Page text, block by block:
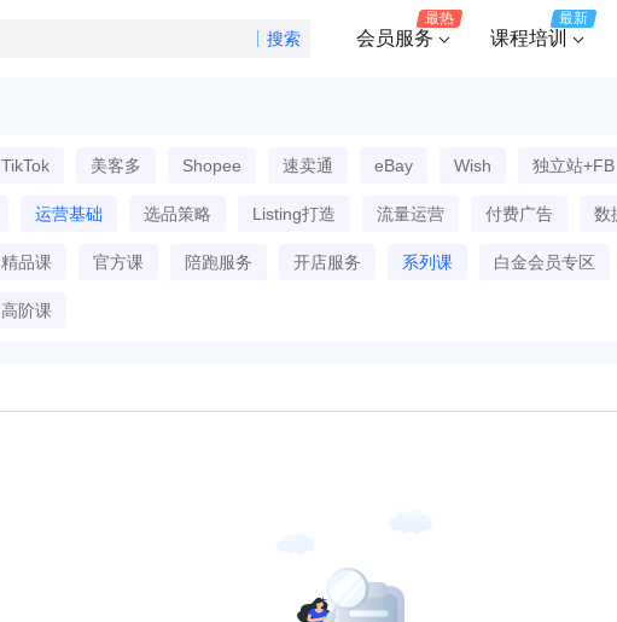
搜索 会员服务
最热
课程培训
最新
TikTok 美客多 Shopee 速卖通 eBay Wish 独立站+FB
运营基础 选品策略 Listing打造 流量运营 付费广告 数
精品课 官方课 陪跑服务 开店服务 系列课 白金会员专区
高阶课